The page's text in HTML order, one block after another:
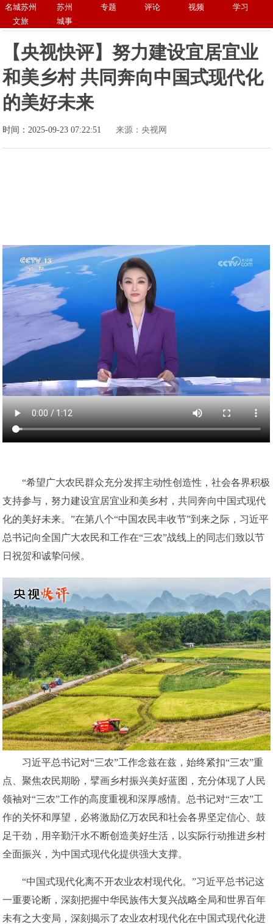
名城苏州 苏州 专题 评论 视频
学习
文旅
城事
【央视快评】努力建设宜居宜业
和美乡村 共同奔向中国式现代化
的美好未来
时间：2025-09-23 07:22:51 来源：央视网
“希望广大农民群众充分发挥主动性创造性，社会各界积极
支持参与，努力建设宜居宜业和美乡村，共同奔向中国式现代
化的美好未来。”在第八个“中国农民丰收节”到来之际，习近平
总书记向全国广大农民和工作在“三农”战线上的同志们致以节
日祝贺和诚挚问候。
习近平总书记对“三农”工作念兹在兹，始终紧扣“三农”重
点、聚焦农民期盼，擘画乡村振兴美好蓝图，充分体现了人民
领袖对“三农”工作的高度重视和深厚感情。总书记对“三农”工
作的关怀和厚望，必将激励亿万农民和社会各界坚定信心、鼓
足干劲，用辛勤汗水不断创造美好生活，以实际行动推进乡村
全面振兴，为中国式现代化提供强大支撑。
“中国式现代化离不开农业农村现代化。”习近平总书记这
一重要论断，深刻把握中华民族伟大复兴战略全局和世界百年
未有之大变局，深刻揭示了农业农村现代化在中国式现代化进